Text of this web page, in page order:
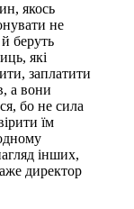
якось
не
беруть
які
заплатити
а вони
бо не сила
їм
інших,
директор